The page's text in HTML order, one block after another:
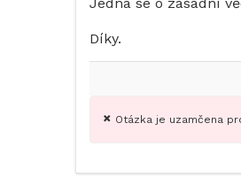
Díky.
Otázka je uzamčena